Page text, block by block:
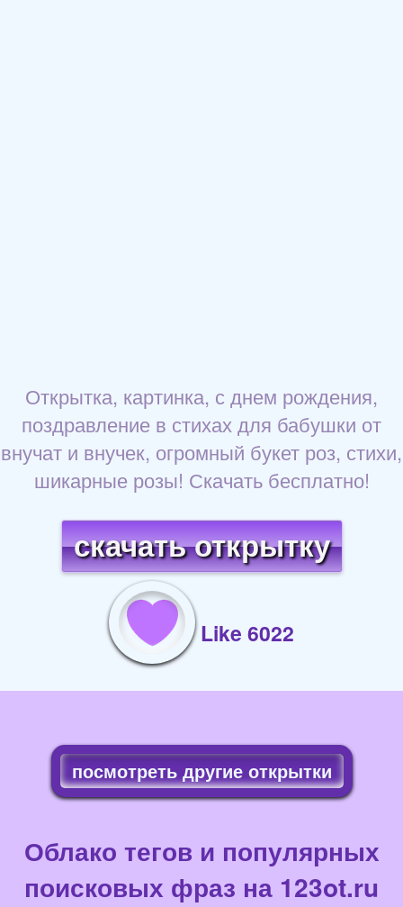
Открытка, картинка, с днем рождения,
поздравление в стихах для бабушки от
внучат и внучек, огромный букет роз, стихи,
шикарные розы! Скачать бесплатно!
скачать открытку
Like 6022
посмотреть другие открытки
Облако тегов и популярных
поисковых фраз на 123ot.ru